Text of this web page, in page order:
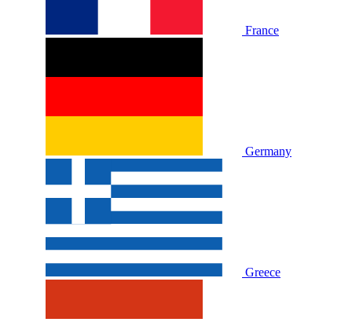
France
Germany
Greece